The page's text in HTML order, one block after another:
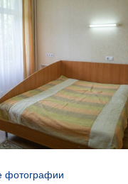
фотографии